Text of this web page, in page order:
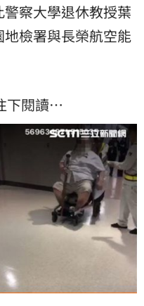
察大學退休教授葉
檢署與長榮航空能
下閱讀…